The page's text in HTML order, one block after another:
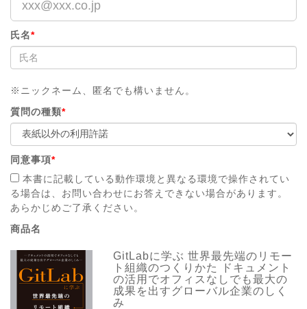
氏名*
※ニックネーム、匿名でも構いません。
質問の種類*
同意事項*
本書に記載している動作環境と異なる環境で操作されてい
る場合は、お問い合わせにお答えできない場合があります。
あらかじめご了承ください。
商品名
GitLabに学ぶ 世界最先端のリモー
ト組織のつくりかた ドキュメント
の活用でオフィスなしでも最大の
成果を出すグローバル企業のしく
み